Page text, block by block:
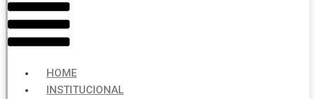
HOME
INSTITUCIONAL